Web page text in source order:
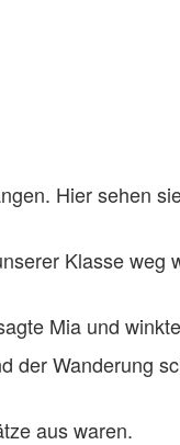
Hier sehen
Klasse weg
Mia und
der Wanderung
aus waren.